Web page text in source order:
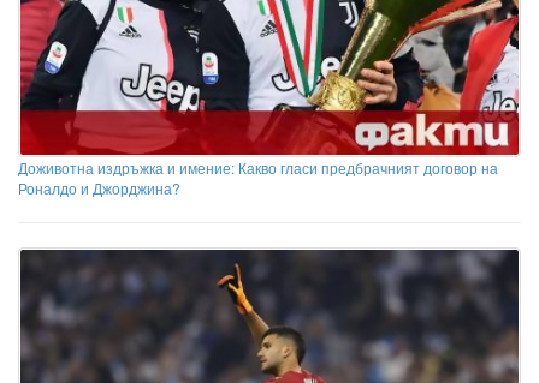
Доживотна издръжка и имение: Какво гласи предбрачният договор на
Роналдо и Джорджина?